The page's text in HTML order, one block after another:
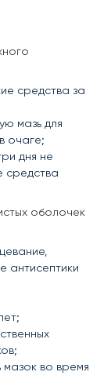
средства за
мазь для
очаге;
дня не
средства
оболочек
антисептики
во время